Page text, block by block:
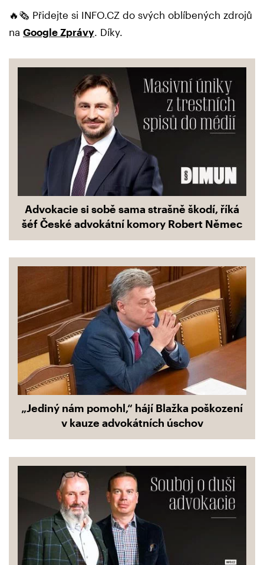
🔥🗞️ Přidejte si INFO.CZ do svých oblíbených zdrojů
na Google Zprávy . Díky.
Advokacie si sobě sama strašně škodí, říká
šéf České advokátní komory Robert Němec
„Jediný nám pomohl,“ hájí Blažka poškození
v kauze advokátních úschov